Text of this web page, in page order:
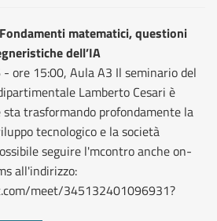
matematici, questioni
dell’IA
ore 15:00, Aula A3 Il seminario del
Lamberto Cesari è
trasformando profondamente la
tecnologico e la società
seguire l'mcontro anche on-
all'indirizzo:
meet/345132401096931?